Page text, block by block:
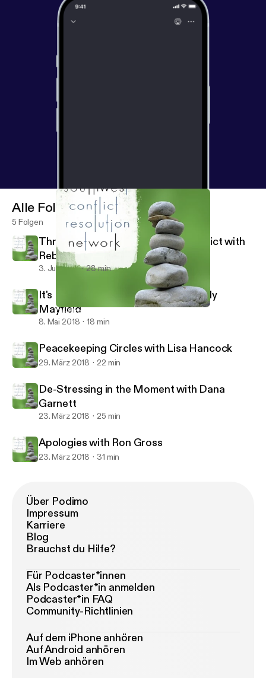
De-Stressing in the Moment with Dana Garnett
Southwest Conflict Resolution Network
Alle Folgen
5 Folgen
Through the Looking Glass of Conflict with
Rebecca Arndt
3. Juli 2018 28 min
It's Not About the Money with Wendy
Mayfield
8. Mai 2018 18 min
Peacekeeping Circles with Lisa Hancock
29. März 2018 22 min
De-Stressing in the Moment with Dana
Garnett
23. März 2018 25 min
Apologies with Ron Gross
23. März 2018 31 min
Über Podimo
Impressum
Karriere
Blog
Brauchst du Hilfe?
Für Podcaster*innen
Als Podcaster*in anmelden
Podcaster*in FAQ
Community-Richtlinien
Auf dem iPhone anhören
Auf Android anhören
Im Web anhören